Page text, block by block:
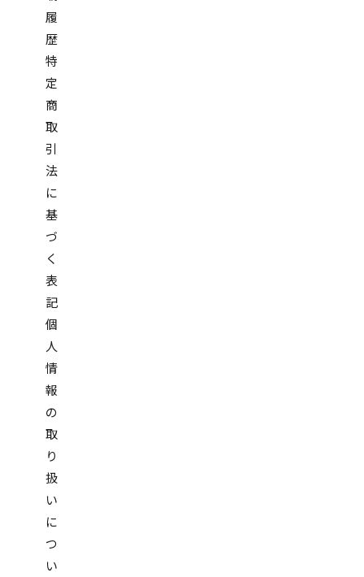
履
歴
特
定
商
取
引
法
に
基
づ
く
表
記
個
人
情
報
の
取
り
扱
い
に
つ
い